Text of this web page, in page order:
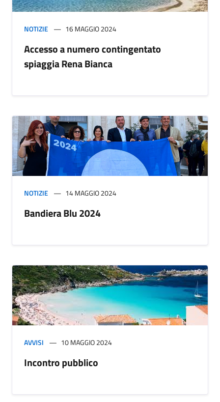
NOTIZIE 16 MAGGIO 2024
Accesso a numero contingentato
spiaggia Rena Bianca
NOTIZIE 14 MAGGIO 2024
Bandiera Blu 2024
AVVISI 10 MAGGIO 2024
Incontro pubblico